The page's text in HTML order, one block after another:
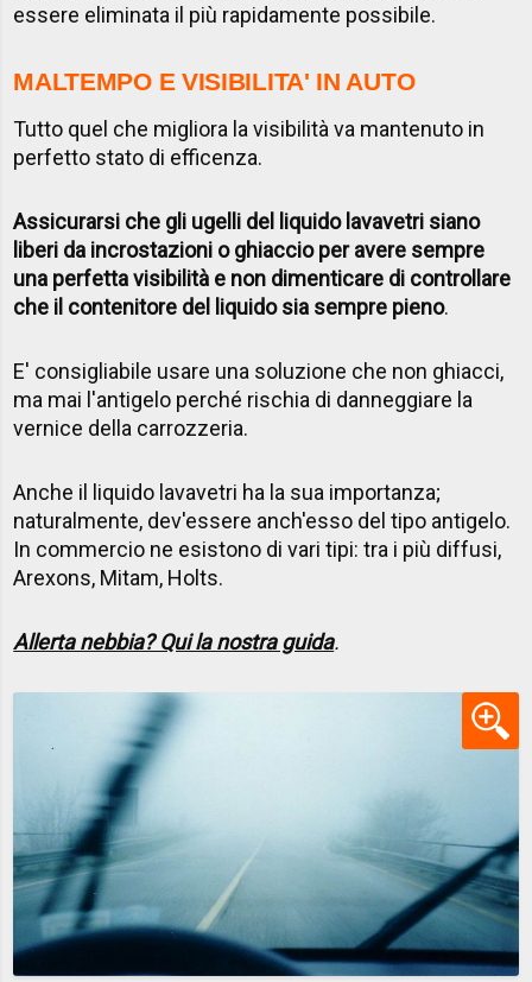
essere eliminata il più rapidamente possibile.
MALTEMPO E VISIBILITA' IN AUTO
Tutto quel che migliora la visibilità va mantenuto in
perfetto stato di efficenza.
Assicurarsi che gli ugelli del liquido lavavetri siano
liberi da incrostazioni o ghiaccio per avere sempre
una perfetta visibilità e non dimenticare di controllare
che il contenitore del liquido sia sempre pieno.
E' consigliabile usare una soluzione che non ghiacci,
ma mai l'antigelo perché rischia di danneggiare la
vernice della carrozzeria.
Anche il liquido lavavetri ha la sua importanza;
naturalmente, dev'essere anch'esso del tipo antigelo.
In commercio ne esistono di vari tipi: tra i più diffusi,
Arexons, Mitam, Holts.
Allerta nebbia? Qui la nostra guida.